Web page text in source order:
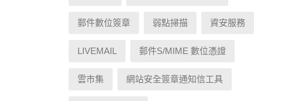
郵件數位簽章 弱點掃描 資安服務
LIVEMAIL 郵件S/MIME 數位憑證
雲市集 網站安全簽章通知信工具